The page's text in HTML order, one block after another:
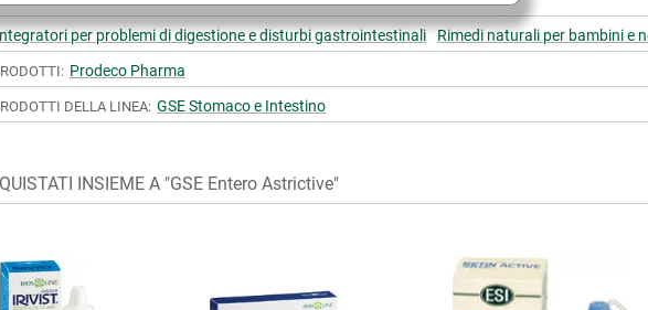
per problemi di digestione e disturbi gastrointestinali Rimedi naturali per bambini e
Prodeco Pharma
DELLA LINEA: GSE Stomaco e Intestino
INSIEME A "GSE Entero Astrictive"